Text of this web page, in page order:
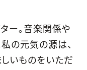
ー。音楽関係や
の元気の源は、
いものをいただ